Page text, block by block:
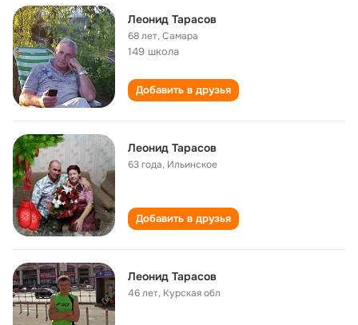
Леонид Тарасов
68 лет,Самара
149 школа
Добавить в друзья
Леонид Тарасов
63 года, Ильинское
Добавить в друзья
Леонид Тарасов
46 лет, Курская обл